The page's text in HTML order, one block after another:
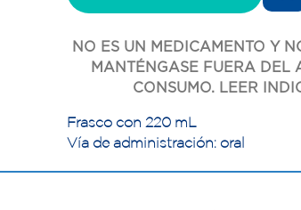
NO ES UN MEDICAMENTO Y
MANTÉNGASE FUERA DEL
CONSUMO. LEER
Frasco con 220 mL
Vía de administración: oral